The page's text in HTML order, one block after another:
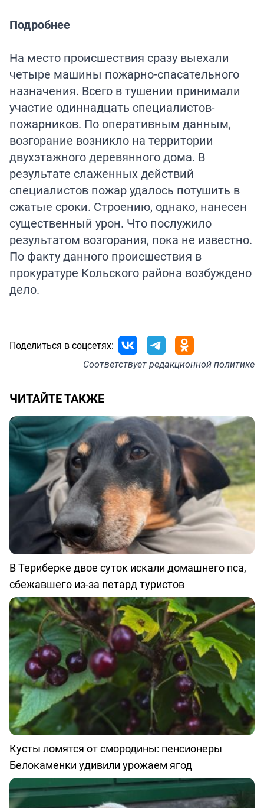
Подробнее
На место происшествия сразу выехали
четыре машины пожарно-спасательного
назначения. Всего в тушении принимали
участие одиннадцать специалистов-
пожарников. По оперативным данным,
возгорание возникло на территории
двухэтажного деревянного дома. В
результате слаженных действий
специалистов пожар удалось потушить в
сжатые сроки. Строению, однако, нанесен
существенный урон. Что послужило
результатом возгорания, пока не известно.
По факту данного происшествия в
прокуратуре Кольского района возбуждено
дело.
Поделиться в соцсетях:
Соответствуетредакционной политике
ЧИТАЙТЕ ТАКЖЕ
В Териберке двое суток искали домашнего пса,
сбежавшего из-за петард туристов
Кусты ломятся от смородины: пенсионеры
Белокаменки удивили урожаем ягод